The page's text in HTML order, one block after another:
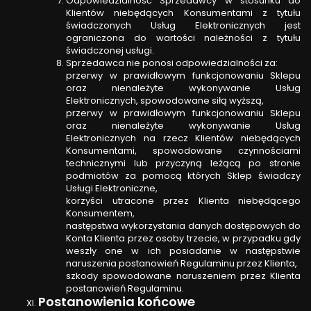
Klientów niebędących Konsumentami z tytułu
świadczonych Usług Elektronicznych jest
ograniczona do wartości należności z tytułu
świadczonej usługi.
Sprzedawca nie ponosi odpowiedzialności za:
przerwy w prawidłowym funkcjonowaniu Sklepu
oraz nienależyte wykonywanie Usług
Elektronicznych, spowodowane siłą wyższą,
przerwy w prawidłowym funkcjonowaniu Sklepu
oraz nienależyte wykonywanie Usług
Elektronicznych na rzecz Klientów niebędących
Konsumentami, spowodowane czynnościami
technicznymi lub przyczyną leżącą po stronie
podmiotów za pomocą których Sklep świadczy
Usługi Elektroniczne,
korzyści utracone przez Klienta niebędącego
Konsumentem,
następstwa wykorzystania danych dostępowych do
Konta Klienta przez osoby trzecie, w przypadku gdy
weszły one w ich posiadanie w następstwie
naruszenia postanowień Regulaminu przez Klienta,
szkody spowodowane naruszeniem przez Klienta
postanowień Regulaminu.
Postanowienia końcowe